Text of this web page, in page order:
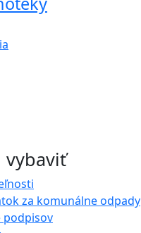
vybaviť
za komunálne odpady
podpisov